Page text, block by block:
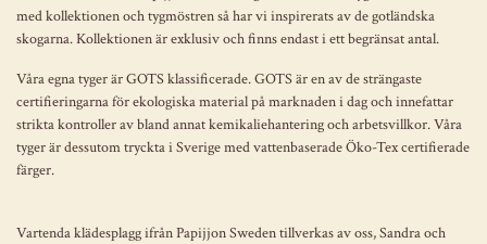
med kollektionen och tygmöstren så har vi inspirerats av de gotländska
skogarna. Kollektionen är exklusiv och finns endast i ett begränsat antal.
Våra egna tyger är GOTS klassificerade. GOTS är en av de strängaste
certifieringarna för ekologiska material på marknaden i dag och innefattar
strikta kontroller av bland annat kemikaliehantering och arbetsvillkor. Våra
tyger är dessutom tryckta i Sverige med vattenbaserade Öko-Tex certifierade
färger.
Vartenda klädesplagg ifrån Papijjon Sweden tillverkas av oss, Sandra och